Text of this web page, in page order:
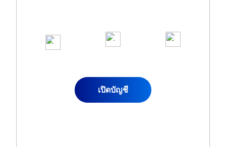
1 2 3
เปิดบัญชี